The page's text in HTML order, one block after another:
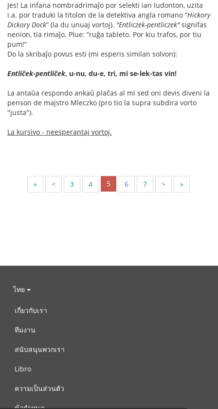
Jes! La infana nombradrimaĵo por selekti ian ludonton, uzita
i.a. por traduki la titolon de la detektiva angla romano “Hickory
Dickory Dock” (la du unuaj vortoj). "Entliczek-pentliczek"signifas
nenion, tia rimaĵo. Plue: ”ruĝa tableto. Por kiu trafos, por tiu
pum!”
Do la skribaĵo povus esti (mi esperis similan solvon):
Entliĉek-pentliĉek, u-nu, du-e, tri, mi se-lek-tas vin!
La antaŭa respondo ankaŭ plaĉas al mi sed oni devis diveni la
penson de majstro Mleczko (pro tio la supra subdira vorto
"justa").
La kursivo - neesperantaj vortoj.
« < 3 4 5 6 7 > »
ไทย
เกี่ยวกับเรา
ทีมงาน
สนับสนุนพวกเรา
Libro
ความเป็นส่วนตัว